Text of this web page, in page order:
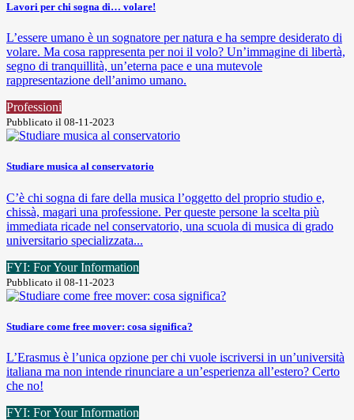
Lavori per chi sogna di… volare!
L’essere umano è un sognatore per natura e ha sempre desiderato di
volare. Ma cosa rappresenta per noi il volo? Un’immagine di libertà,
segno di tranquillità, un’eterna pace e una mutevole
rappresentazione dell’animo umano.
Professioni
Pubblicato il 08-11-2023
Studiare musica al conservatorio
C’è chi sogna di fare della musica l’oggetto del proprio studio e,
chissà, magari una professione. Per queste persone la scelta più
immediata ricade nel conservatorio, una scuola di musica di grado
universitario specializzata...
FYI: For Your Information
Pubblicato il 08-11-2023
Studiare come free mover: cosa significa?
L’Erasmus è l’unica opzione per chi vuole iscriversi in un’università
italiana ma non intende rinunciare a un’esperienza all’estero? Certo
che no!
FYI: For Your Information